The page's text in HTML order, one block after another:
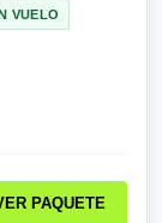
VUELO
PAQUETE